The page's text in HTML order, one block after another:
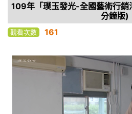
109年「璞玉發光-全國藝術行銷
分鐘版)
觀看次數 161